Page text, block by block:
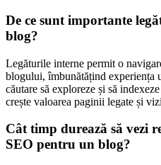
De ce sunt importante
blog?
Legăturile interne permit o
blogului, îmbunătățind experiența
căutare să exploreze și să
crește valoarea paginii legate și
Cât timp durează să vezi
SEO pentru un blog?